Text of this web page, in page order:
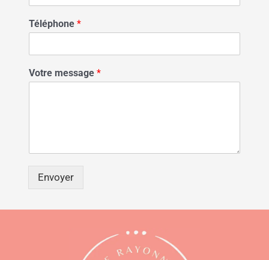
Téléphone *
Votre message *
Envoyer